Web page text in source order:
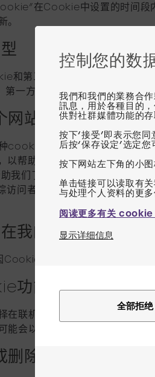
控制您的数
我們和我們的業務合
訊息，用於各種目的
供對社群媒體功能的存
按下‘接受’即表示您
后按‘保存设定’选定您
按下网站左下角的小
单击链接可以读取有
阅读更多有关 cookie
显示详细信息
全部拒绝
在Cookie中设置的时间
。
和第三方cookie是很常见的
一方和第三方cookie都在此网
网站设置cookie？
cookie:
以帮助使用网站可用的基本功能
我们了解访问者如何通过匿名收
访问者的营销cookie。其目的
我的计算机上存储
而异。您可以在下表中看
功能被禁用，我还
在联机设备上禁用Cookie，则
能会以低级功能运行，或者根本
删除cookie？